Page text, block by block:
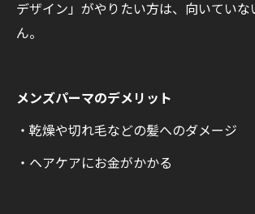
デザイン」がやりたい方は、向いてい
ん。
メンズパーマのデメリット
・乾燥や切れ毛などの髪へのダメージ
・ヘアケアにお金がかかる